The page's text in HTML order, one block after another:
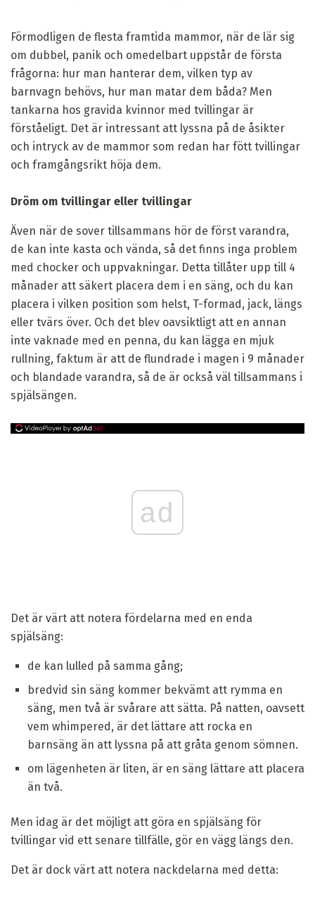
Förmodligen de flesta framtida mammor, när de lär sig
om dubbel, panik och omedelbart uppstår de första
frågorna: hur man hanterar dem, vilken typ av
barnvagn behövs, hur man matar dem båda? Men
tankarna hos gravida kvinnor med tvillingar är
förståeligt. Det är intressant att lyssna på de åsikter
och intryck av de mammor som redan har fött tvillingar
och framgångsrikt höja dem.
Dröm om tvillingar eller tvillingar
Även när de sover tillsammans hör de först varandra,
de kan inte kasta och vända, så det finns inga problem
med chocker och uppvakningar. Detta tillåter upp till 4
månader att säkert placera dem i en säng, och du kan
placera i vilken position som helst, T-formad, jack, längs
eller tvärs över. Och det blev oavsiktligt att en annan
inte vaknade med en penna, du kan lägga en mjuk
rullning, faktum är att de flundrade i magen i 9 månader
och blandade varandra, så de är också väl tillsammans i
spjälsängen.
ad
Det är värt att notera fördelarna med en enda
spjälsäng:
de kan lulled på samma gång;
bredvid sin säng kommer bekvämt att rymma en
säng, men två är svårare att sätta. På natten, oavsett
vem whimpered, är det lättare att rocka en
barnsäng än att lyssna på att gråta genom sömnen.
om lägenheten är liten, är en säng lättare att placera
än två.
Men idag är det möjligt att göra en spjälsäng för
tvillingar vid ett senare tillfälle, gör en vägg längs den.
Det är dock värt att notera nackdelarna med detta: